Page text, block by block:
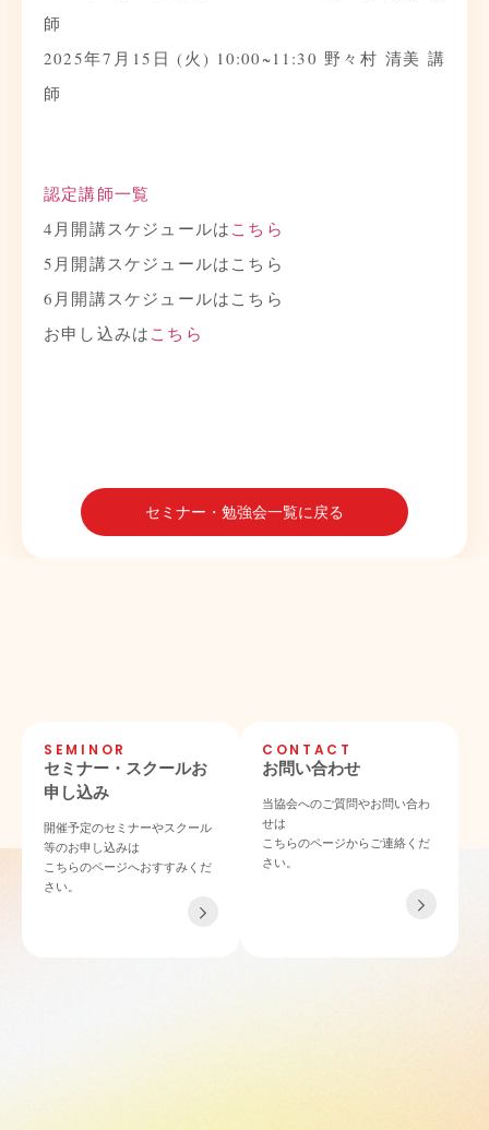
師
2025年7月15日 (火) 10:00~11:30 野々村 清美 講
師
認定講師一覧
4月開講スケジュールは こちら
5月開講スケジュールはこちら
6月開講スケジュールはこちら
お申し込みは こちら
セミナー・勉強会一覧に戻る
SEMINOR
セミナー・スクールお
申し込み
開催予定のセミナーやスクール
等のお申し込みは
こちらのページへおすすみくだ
さい。
CONTACT
お問い合わせ
当協会へのご質問やお問い合わ
せは
こちらのページからご連絡くだ
さい。
〒532-0011 大阪府大阪市淀川区西中島4-3-21 NLCセントラルビル901